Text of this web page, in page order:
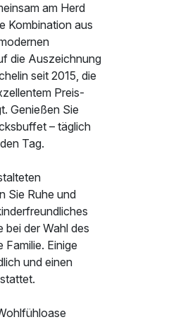
am Herd
Kombination aus
die Auszeichnung
seit 2015, die
Preis-
Genießen Sie
– täglich
Tag.
Sie Ruhe und
bei der Wahl des
Familie. Einige
und einen